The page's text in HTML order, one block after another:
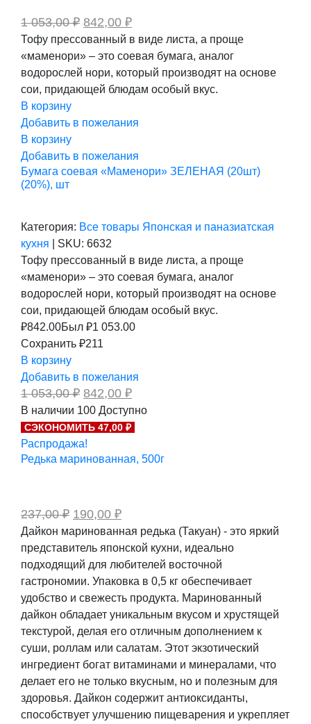
1 053,00₽ Первоначальная
цена
составляла
1
053,00 ₽.
842,00 ₽Текущая
цена:
842,00 ₽.
Тофу прессованный в виде листа, а проще
«маменори» – это соевая бумага, аналог
водорослей нори, который производят на основе
сои, придающей блюдам особый вкус.
В корзину
Добавить в пожелания
В корзину
Добавить в пожелания
Бумага соевая «Маменори» ЗЕЛЕНАЯ (20шт)
(20%), шт
Категория: Все товары Японская и паназиатская
кухня
SKU: 6632
Тофу прессованный в виде листа, а проще
«маменори» – это соевая бумага, аналог
водорослей нори, который производят на основе
сои, придающей блюдам особый вкус.
₽842.00Был ₽1 053.00
Сохранить ₽211
В корзину
Добавить в пожелания
1 053,00₽ Первоначальная
цена
составляла
1
053,00 ₽.
842,00 ₽Текущая
цена:
842,00 ₽.
В наличии 100 Доступно
СЭКОНОМИТЬ 47,00 ₽
Распродажа!
Редька маринованная, 500г
237,00₽ Первоначальная
цена
составляла
237,00 ₽.
190,00 ₽Текущая
цена:
190,00 ₽.
Дайкон маринованная редька (Такуан) - это яркий
представитель японской кухни, идеально
подходящий для любителей восточной
гастрономии. Упаковка в 0,5 кг обеспечивает
удобство и свежесть продукта. Маринованный
дайкон обладает уникальным вкусом и хрустящей
текстурой, делая его отличным дополнением к
суши, роллам или салатам. Этот экзотический
ингредиент богат витаминами и минералами, что
делает его не только вкусным, но и полезным для
здоровья. Дайкон содержит антиоксиданты,
способствует улучшению пищеварения и укрепляет